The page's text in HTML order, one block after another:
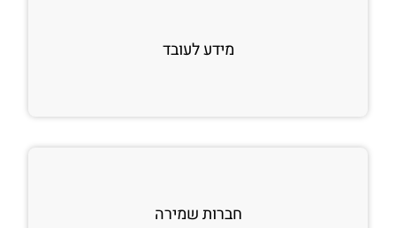
מידע לעובד
חברות שמירה